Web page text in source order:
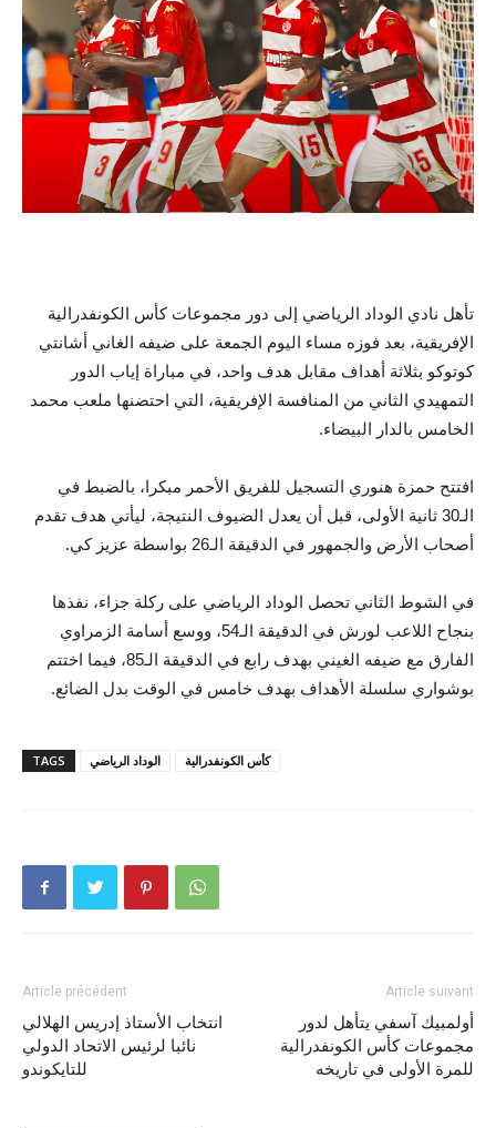
تأهل نادي الوداد الرياضي إلى دور مجموعات كأس الكونفدرالية
الإفريقية، بعد فوزه مساء اليوم الجمعة على ضيفه الغاني أشانتي
كوتوكو بثلاثة أهداف مقابل هدف واحد، في مباراة إياب الدور
التمهيدي الثاني من المنافسة الإفريقية، التي احتضنها ملعب محمد
الخامس بالدار البيضاء.
افتتح حمزة هنوري التسجيل للفريق الأحمر مبكرا، بالضبط في
الـ30 ثانية الأولى، قبل أن يعدل الضيوف النتيجة، ليأتي هدف تقدم
أصحاب الأرض والجمهور في الدقيقة الـ26 بواسطة عزيز كي.
في الشوط الثاني تحصل الوداد الرياضي على ركلة جزاء، نفذها
بنجاح اللاعب لورش في الدقيقة الـ54، ووسع أسامة الزمراوي
الفارق مع ضيفه الغيني بهدف رابع في الدقيقة الـ85، فيما اختتم
بوشواري سلسلة الأهداف بهدف خامس في الوقت بدل الضائع.
TAGS الوداد الرياضي كأس الكونفدرالية
Article précédent
انتخاب الأستاذ إدريس الهلالي
نائبا لرئيس الاتحاد الدولي
للتايكوندو
Article suivant
أولمبيك آسفي يتأهل لدور
مجموعات كأس الكونفدرالية
للمرة الأولى في تاريخه